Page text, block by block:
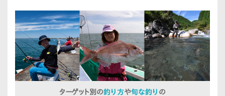
ターゲット別の釣り方や旬な釣り の